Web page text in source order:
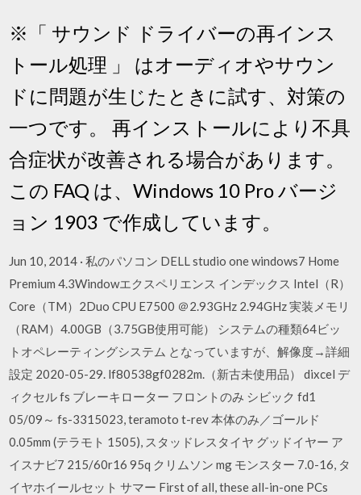
※「 サウンド ドライバーの再インス
トール処理 」 はオーディオやサウン
ドに問題が生じたときに試す、対策の
一つです。 再インストールにより不具
合症状が改善される場合があります。
この FAQ は、Windows 10 Pro バージ
ョン 1903 で作成しています。
Jun 10, 2014 · 私のパソコン DELL studio one windows7 Home
Premium 4.3Windowエクスペリエンス インデックス Intel（R）
Core（TM）2Duo CPU E7500 ＠2.93GHz 2.94GHz 実装メモリ
（RAM）4.00GB（3.75GB使用可能） システムの種類64ビッ
トオペレーティングシステム となっていますが、解像度→詳細
設定 2020-05-29. lf80538gf0282m.（新古未使用品） dixcel デ
ィクセル fs ブレーキローター フロントのみ シビック fd1
05/09～ fs-3315023, teramoto t-rev 本体のみ／ゴールド
0.05mm (テラモト 1505), スタッドレスタイヤ グッドイヤー ア
イスナビ7 215/60r16 95q クリムソン mg モンスター 7.0-16, タ
イヤホイールセット サマー First of all, these all-in-one PCs